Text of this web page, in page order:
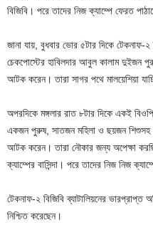
বিজিবি। পরে তাদের নিজ ক্যাম্পে ফেরত
জানা যায়, বুধবার ভোর ৫টার দিকে টেকনাফ-২
চেকপোস্টের হাবিলদার আবুল কালাম দুইজন
আটক করেন। তারা সাগর পথে মালয়েশিয়া
অপরদিকে মঙ্গলার রাত ৮টার দিকে একই
একজন পুরুষ, সাতজন মহিলা ও ছয়জন শিশুসহ
আটক করেন। তারা নৌকার জন্য অপেক্ষা
ক্যাম্পের বাসিন্দা। পরে তাদের নিজ নিজ
টেকনাফ-২ বিজিবি ব্যাটালিয়নের
নিশ্চিত করেছেন।